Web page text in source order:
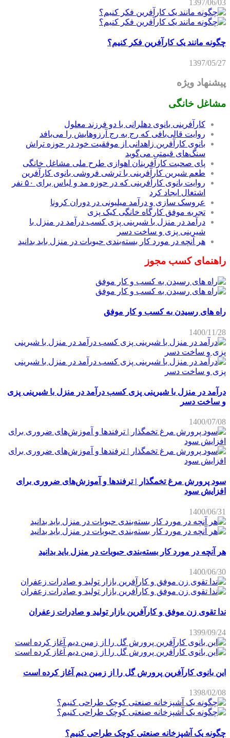
1397/06/03
چگونه مانند یک کارآفرین فکر کنیم؟
1397/05/27
پیشنهاد ویژه
مشاغل خانگی
کارآفرینی بانوی دهلرانی با دو فرزند معلول
روایت قالی‌بافی که رج به رج آرزوهایش را می‌بافد
بانوی کارآفرین زاهدانی از موفقیت خود در حوزه تراش
سنگ‌های قیمتی می‌گوید
پای صحبت کارآفرینان اهوازی طرح ملی مشاغل خانگی
طعم شیرین کارآفرینی با ترشی فروشی بانوی کارآفرین
روایت بانوی کارآفرینی که در حوزه مد و لباس برای ۵۰ نفر
اشتغال ایجاد کرد
عروسک سازی و درآمد میلیونی در دوران کرونا
تجربه موفق کارگاه خانگی کیک پزی
درآمد در منزل با شیرینی پزی کسب درآمد در منزل با
شیرینی پزی و ساخت دسر
هر آنچه در مورد کار بسته‌بندی حبوبات در منزل باید بدانید
راهنمای کسب مجوز
راه های رسیدن به کسب و کار موفق
1400/11/28
درآمد در منزل با شیرینی پزی کسب درآمد در منزل با شیرینی پزی
و ساخت دسر
1400/07/08
سود پرورش مرغ تخمگذار | ترفندها و آموزش‌های ضروری برای
افزایش سود
1400/06/31
هر آنچه در مورد کار بسته‌بندی حبوبات در منزل باید بدانید
1400/06/30
ندا تقوی زن موفق و کارآفرین بازار تولید و صادرات زعفران
1399/09/24
این بانوی کارآفرین پرورش گل را از زمین دیم آغاز کرده است
1398/02/08
چگونه یک آشپزخانه صنعتی کوچک طراحی کنیم؟